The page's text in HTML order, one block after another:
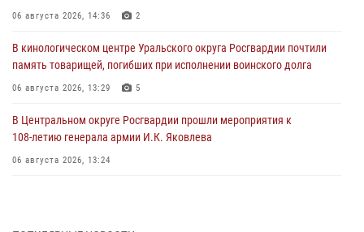
06 августа 2026, 14:36 2
В кинологическом центре Уральского округа Росгвардии почтили
память товарищей, погибших при исполнении воинского долга
06 августа 2026, 13:29 5
В Центральном округе Росгвардии прошли мероприятия к
108‑летию генерала армии И.К. Яковлева
06 августа 2026, 13:24